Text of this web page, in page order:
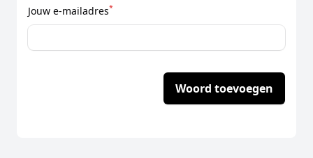
Jouw e-mailadres*
Woord toevoegen